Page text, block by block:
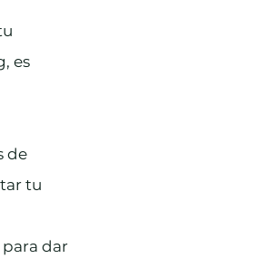
es
de
tu
para dar